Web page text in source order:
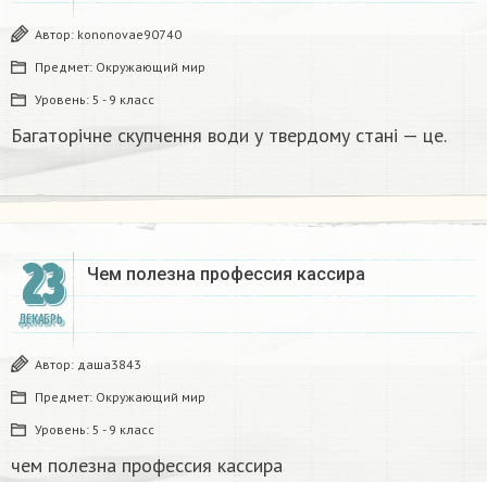
Автор: kononovae90740
Предмет: Окружающий мир
Уровень: 5 - 9 класс
Багаторічне скупчення води у твердому стані — це.​
23
ДЕКАБРЬ
Чем полезна профессия кассира
Автор: даша3843
Предмет: Окружающий мир
Уровень: 5 - 9 класс
чем полезна профессия кассира